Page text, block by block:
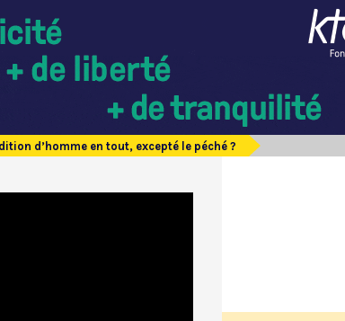
d’homme en tout, excepté le péché ?